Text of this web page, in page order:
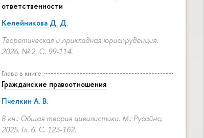
ответственности
Келейникова Д. Д.
Теоретическая и прикладная юриспруденция.
2026. № 2. С. 99-114.
Глава в книге
Гражданские правоотношения
Пчелкин А. В.
В кн.: Общая теория цивилистики. М.: Русайнс,
2025. Гл. 6. С. 123-162.